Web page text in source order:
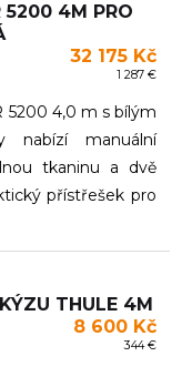
5200 4M PRO
32 175 Kč
1 287 €
5200 4,0 m s bílým
nabízí manuální
tkaninu a dvě
přístřešek pro
THULE 4M
8 600 Kč
344 €